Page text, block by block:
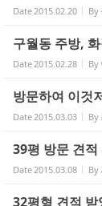
Date 2015.02.20 By
구월동 주방,
Date 2015.02.28 By
방문하여 이것
Date 2015.03.03 By
39평 방문 견적
Date 2015.03.08 By
32평형 견적